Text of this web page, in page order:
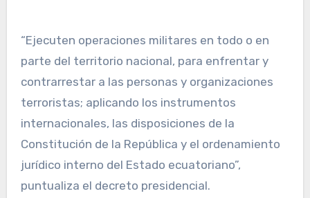
“Ejecuten operaciones militares en todo o en
parte del territorio nacional, para enfrentar y
contrarrestar a las personas y organizaciones
terroristas; aplicando los instrumentos
internacionales, las disposiciones de la
Constitución de la República y el ordenamiento
jurídico interno del Estado ecuatoriano”,
puntualiza el decreto presidencial.